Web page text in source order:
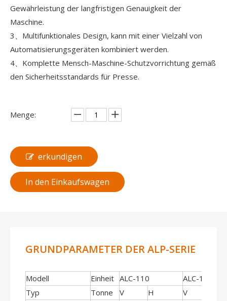
Gewährleistung der langfristigen Genauigkeit der
Maschine.
3、Multifunktionales Design, kann mit einer Vielzahl von
Automatisierungsgeräten kombiniert werden.
4、Komplette Mensch-Maschine-Schutzvorrichtung gemäß
den Sicherheitsstandards für Presse.
Menge:
erkundigen
In den Einkaufswagen
GRUNDPARAMETER DER ALP-SERIE
Modell Einheit ALC-110
ALC-160
Typ
Tonne V H V